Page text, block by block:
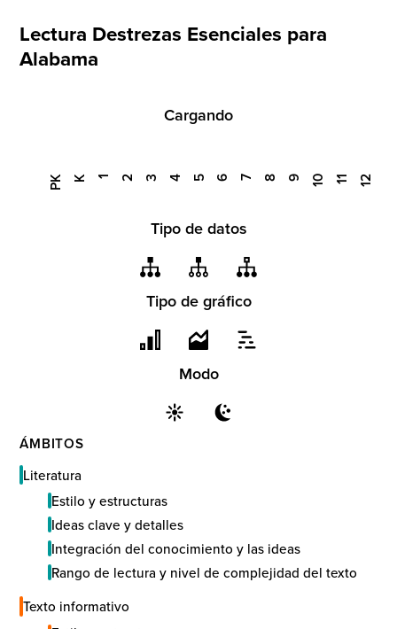
Lectura Destrezas Esenciales para
Alabama
ÁMBITOS
Literatura
Estilo y estructuras
Ideas clave y detalles
Integración del conocimiento y las ideas
Rango de lectura y nivel de complejidad del texto
Texto informativo
Cargando
NÚMERO TOTAL DE DESTREZAS ESENCIALES PK K 1 2 3 4 5 6 7 8 9 10 11 12
Tipo de datos
Tipo de gráfico
Modo